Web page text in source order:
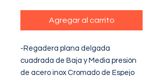
Agregar al carrito
-Regadera plana delgada
cuadrada de Baja y Media presión
de acero inox Cromado de Espejo